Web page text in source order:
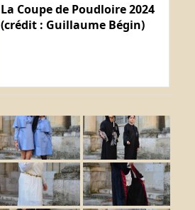
La Coupe de Poudloire 2024
(crédit : Guillaume Bégin)